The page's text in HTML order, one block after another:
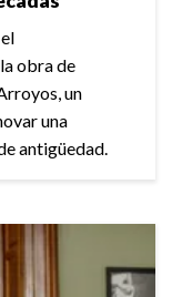
obra de
un
una
antigüedad.